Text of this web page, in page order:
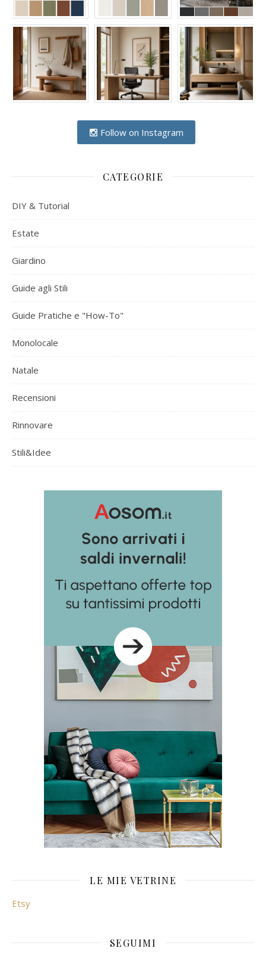
Follow on Instagram
CATEGORIE
DIY & Tutorial
Estate
Giardino
Guide agli Stili
Guide Pratiche e "How-To"
Monolocale
Natale
Recensioni
Rinnovare
Stili&Idee
LE MIE VETRINE
Etsy
SEGUIMI